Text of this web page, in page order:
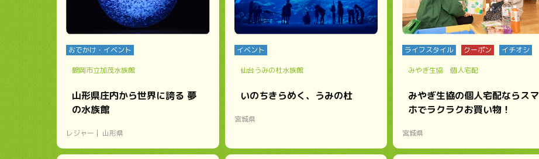
おでかけ・イベント
鶴岡市立加茂水族館
山形県庄内から世界に誇る 夢
の水族館
レジャー 山形県
イベント
仙台うみの杜水族館
いのちきらめく、うみの杜
宮城県
ライフスタイル クーポン イチオシ
みやぎ生協 個人宅配
みやぎ生協の個人宅配ならスマ
ホでラクラクお買い物！
宮城県